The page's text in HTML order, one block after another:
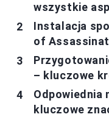
wszystkie
Instalacja
of
– kluczowe
Odpowiednia
kluczowe